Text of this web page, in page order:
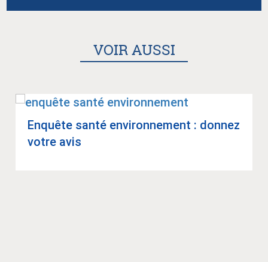
VOIR AUSSI
Enquête santé envi­ron­ne­ment : don­nez
votre avis